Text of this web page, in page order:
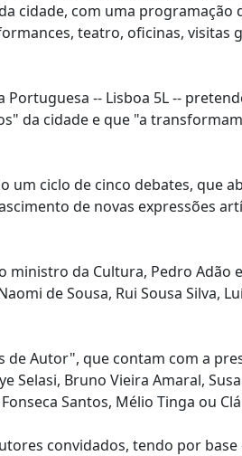
cidade, com uma programação
teatro, oficinas, visitas
-- Lisboa 5L --
da cidade e que "a
um ciclo de cinco debates, que
de novas expressões
da Cultura, Pedro Adão
de Sousa, Rui Sousa Silva,
Autor", que contam com a
Selasi, Bruno Vieira Amaral,
Santos, Mélio Tinga ou
convidados, tendo por